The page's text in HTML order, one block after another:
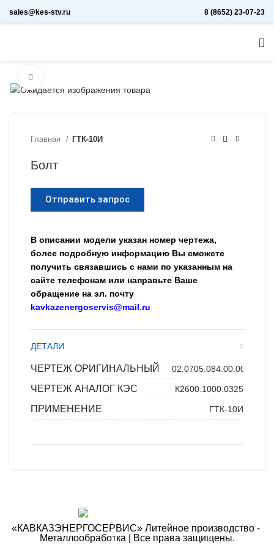
sales@kes-stv.ru 8 (8652) 23-07-23
Главная ГТК-10И
Болт
Отправить запрос
В описании модели указан номер чертежа,
более подробную информацию Вы сможете
получить связавшись с нами по указанным на
сайте телефонам или направьте Ваше
обращение на эл. почту
kavkazenergoservis@mail.ru
ДЕТАЛИ
ЧЕРТЕЖ ОРИГИНАЛЬНЫЙ 02.0705.084.00.00
ЧЕРТЕЖ АНАЛОГ КЭС К2600.1000.0325
ПРИМЕНЕНИЕ ГТК-10И
«КАВКАЗЭНЕРГОСЕРВИС» ​Литейное производство - ​
Металлообработка | Все права защищены.